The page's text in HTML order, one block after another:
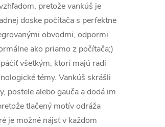
pretože vankúš je
doske počítača s perfektne
obvodmi, odpormi
ako priamo z počítača;)
všetkým, ktorí majú radi
témy. Vankúš skrášli
postele alebo gauča a dodá im
tlačený motív odráža
je možné nájsť v každom